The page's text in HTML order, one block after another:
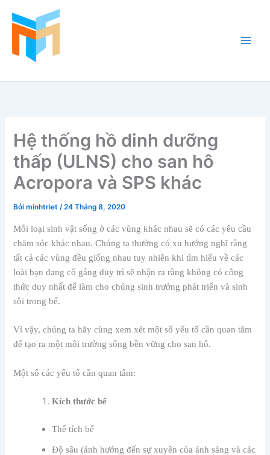
Hệ thống hồ dinh dưỡng
thấp (ULNS) cho san hô
Acropora và SPS khác
Bởiminhtriet/24 Tháng 8, 2020
Mỗi loại sinh vật sống ở các vùng khác nhau sẽ có các yêu cầu
chăm sóc khác nhau. Chúng ta thường có xu hướng nghĩ rằng
tất cả các vùng đều giống nhau tuy nhiên khi tìm hiểu về các
loài bạn đang cố gắng duy trì sẽ nhận ra rằng không có công
thức duy nhất để làm cho chúng sinh trưởng phát triển và sinh
sôi trong bể.
Vì vậy, chúng ta hãy cùng xem xét một số yếu tố cần quan tâm
để tạo ra một môi trường sống bền vững cho san hô.
Một số các yếu tố cần quan tâm:
Kích thước bể
Thể tích bể
Độ sâu (ảnh hưởng đến sự xuyên của ánh sáng và các